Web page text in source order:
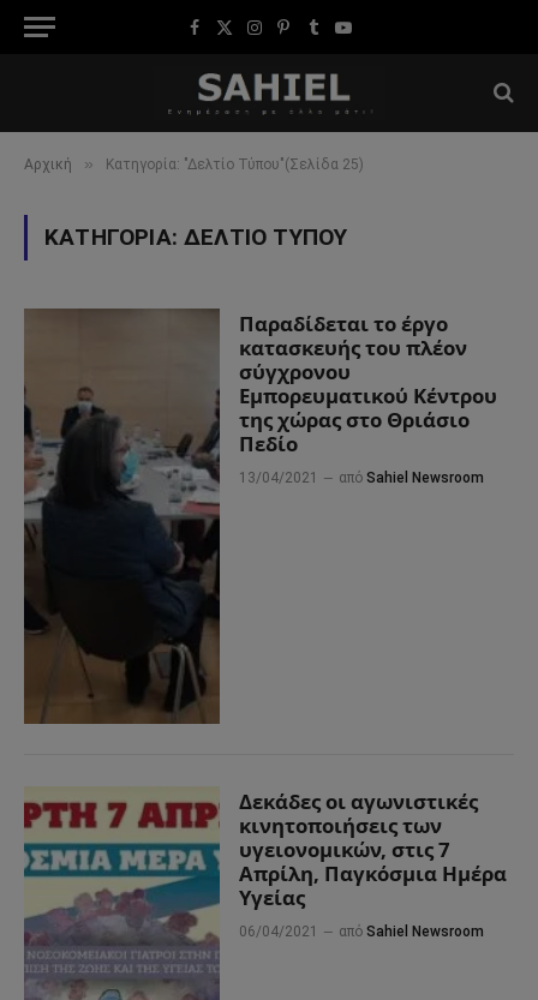
Facebook
X
Instagram
Pinterest
TumblrYouTube
Αρχική » Κατηγορία: "Δελτίο Τύπου"(Σελίδα 25)
ΚΑΤΗΓΟΡΊΑ:ΔΕΛΤΊΟ ΤΎΠΟΥ
Παραδίδεται το έργο
κατασκευής του πλέον
σύγχρονου
Εμπορευματικού Κέντρου
της χώρας στο Θριάσιο
Πεδίο
13/04/2021 από Sahiel Newsroom
Δεκάδες οι αγωνιστικές
κινητοποιήσεις των
υγειονομικών, στις 7
Απρίλη, Παγκόσμια Ημέρα
Υγείας
06/04/2021 από Sahiel Newsroom